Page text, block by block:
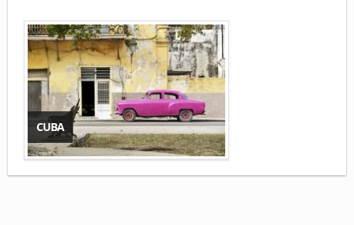
CUBA